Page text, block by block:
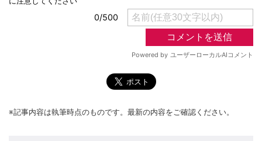
※記事内容は執筆時点のものです。最新の内容をご確認ください。